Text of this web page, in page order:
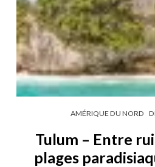
AMÉRIQUE DU NORD
Tulum – Entre
plages